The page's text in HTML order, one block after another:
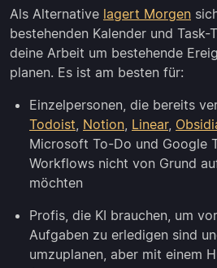
Als Alternative lagert Morgen
bestehenden Kalender und Task-
deine Arbeit um bestehende
planen. Es ist am besten für:
Einzelpersonen, die bereits
Todoist Notion Linear,
Microsoft To-Do und Google
Workflows nicht von Grund
möchten
Profis, die KI brauchen, um
Aufgaben zu erledigen sind
umzuplanen, aber mit einem